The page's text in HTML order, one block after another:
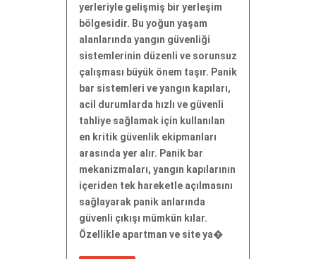
yerleriyle gelişmiş bir yerleşim
bölgesidir. Bu yoğun yaşam
alanlarında yangın güvenliği
sistemlerinin düzenli ve sorunsuz
çalışması büyük önem taşır. Panik
bar sistemleri ve yangın kapıları,
acil durumlarda hızlı ve güvenli
tahliye sağlamak için kullanılan
en kritik güvenlik ekipmanları
arasında yer alır. Panik bar
mekanizmaları, yangın kapılarının
içeriden tek hareketle açılmasını
sağlayarak panik anlarında
güvenli çıkışı mümkün kılar.
Özellikle apartman ve site ya�